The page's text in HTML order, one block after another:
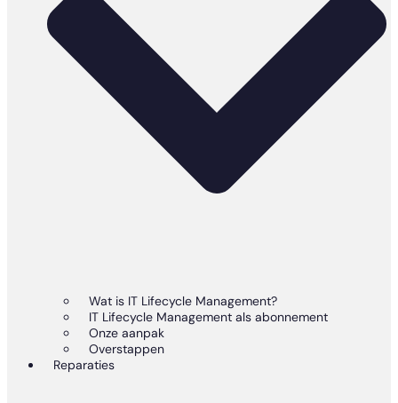
Wat is IT Lifecycle Management?
IT Lifecycle Management als abonnement
Onze aanpak
Overstappen
Reparaties